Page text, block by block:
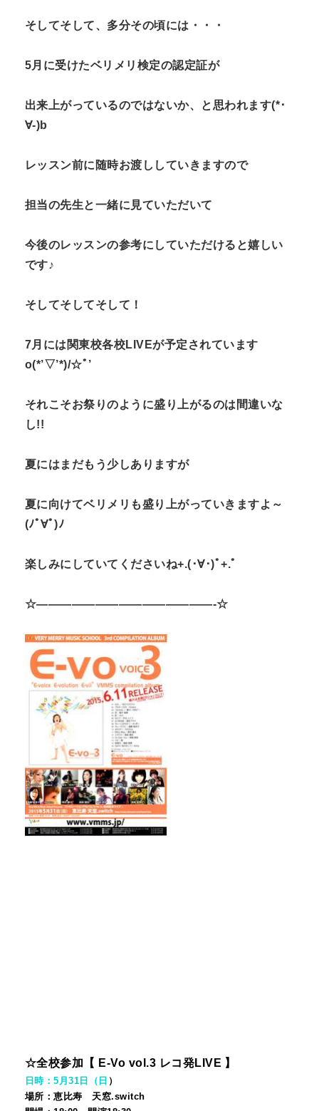
そしてそして、多分その頃には・・・
5月に受けたベリメリ検定の認定証が
出来上がっているのではないか、と思われます(*･
∀-)b
レッスン前に随時お渡ししていきますので
担当の先生と一緒に見ていただいて
今後のレッスンの参考にしていただけると嬉しい
です♪
そしてそしてそして！
7月には関東校各校LIVEが予定されています
o(*’▽’*)/☆ﾟ’
それこそお祭りのように盛り上がるのは間違いな
し!!
夏にはまだもう少しありますが
夏に向けてベリメリも盛り上がっていきますよ～
(ﾉﾟ∀ﾟ)ﾉ
楽しみにしていてくださいね+.(･∀･)ﾟ+.ﾟ
☆———————————————-☆
☆全校参加【 E-Vo vol.3 レコ発LIVE 】
日時：5月31日（日 ）
場所：恵比寿 天窓.switch